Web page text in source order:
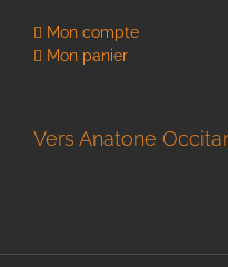
Mon compte
Mon panier
Vers Anatone